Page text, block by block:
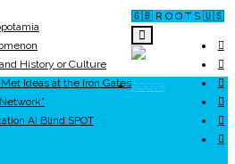
🇬🇧 R O O T S 🇺🇸
History or Culture
Ideas at the Iron Gates
AI Blind SPOT
ROOTS